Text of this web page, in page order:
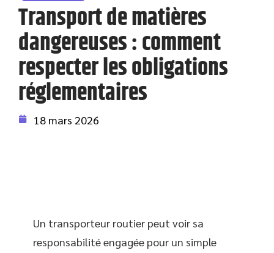
Transport de matières
dangereuses : comment
respecter les obligations
réglementaires
18 mars 2026
Un transporteur routier peut voir sa
responsabilité engagée pour un simple